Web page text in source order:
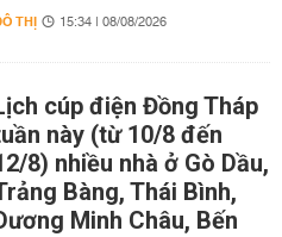
THỊ 15:34 | 08/08/2026
cúp điện Đồng Tháp
này (từ 10/8 đến
8) nhiều nhà ở Gò Dầu,
Bàng, Thái Bình,
Minh Châu, Bến